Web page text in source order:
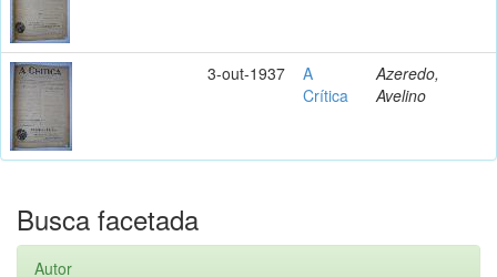
3-out-1937
A
Crítica
Azeredo,
Avelino
Busca facetada
Autor